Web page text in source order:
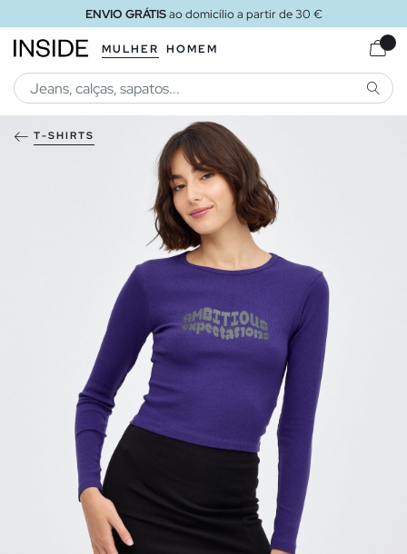
ENVIO GRÁTISao domicílio a partir de 30 €
MULHER HOMEM
T-SHIRTS